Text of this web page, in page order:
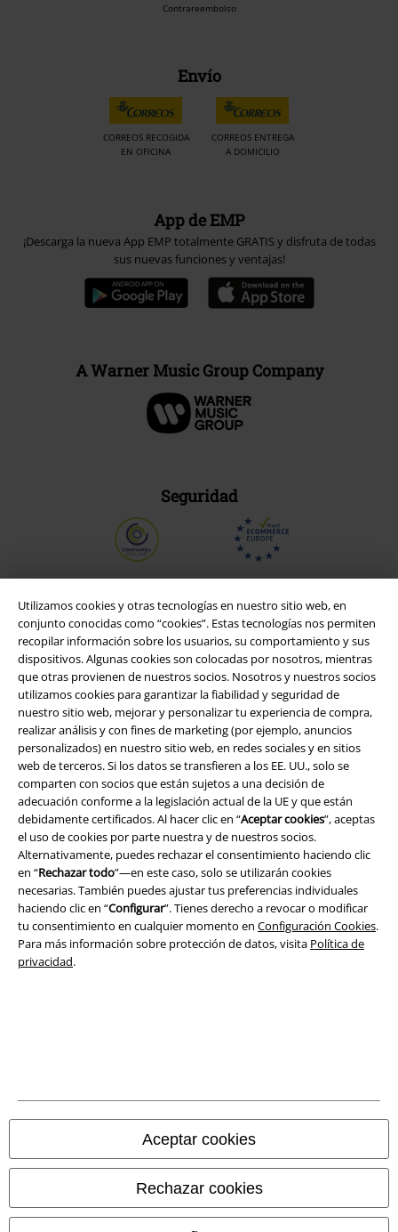
Utilizamos cookies y otras tecnologías en nuestro sitio web, en
conjunto conocidas como “cookies”. Estas tecnologías nos permiten
recopilar información sobre los usuarios, su comportamiento y sus
dispositivos. Algunas cookies son colocadas por nosotros, mientras
que otras provienen de nuestros socios. Nosotros y nuestros socios
utilizamos cookies para garantizar la fiabilidad y seguridad de
nuestro sitio web, mejorar y personalizar tu experiencia de compra,
realizar análisis y con fines de marketing (por ejemplo, anuncios
personalizados) en nuestro sitio web, en redes sociales y en sitios
web de terceros. Si los datos se transfieren a los EE. UU., solo se
comparten con socios que están sujetos a una decisión de
adecuación conforme a la legislación actual de la UE y que están
debidamente certificados. Al hacer clic en “Aceptar cookies”, aceptas
el uso de cookies por parte nuestra y de nuestros socios.
Alternativamente, puedes rechazar el consentimiento haciendo clic
en “Rechazar todo”—en este caso, solo se utilizarán cookies
necesarias. También puedes ajustar tus preferencias individuales
haciendo clic en “Configurar”. Tienes derecho a revocar o modificar
tu consentimiento en cualquier momento en Configuración Cookies.
Para más información sobre protección de datos, visita Política de
privacidad.
Aceptar cookies
Rechazar cookies
Contrareembolso
Envío
CORREOS RECOGIDA
EN OFICINA
CORREOS ENTREGA
A DOMICILIO
App de EMP
¡Descarga la nueva App EMP totalmente GRATIS y disfruta de todas
sus nuevas funciones y ventajas!
A Warner Music Group Company
Seguridad
Legal
Términos y Condiciones
Aviso Legal
Ley protección de datos
Eliminación de residuos y protección del medioambiente
Declaración de Conformidad
© 1986-2026 E.M.P. Merchandising HGmbH